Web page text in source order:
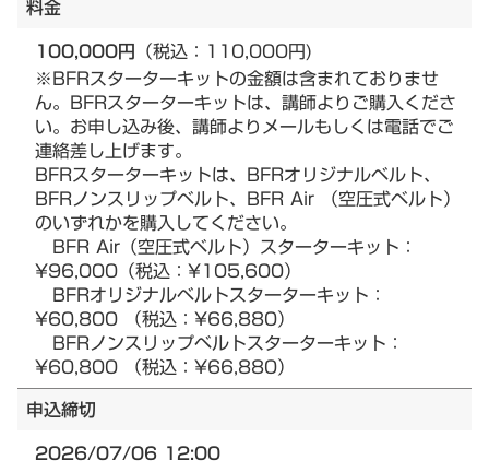
料金
100,000円 （税込：110,000円)
※BFRスターターキットの金額は含まれておりませ
ん。BFRスターターキットは、講師よりご購入くださ
い。お申し込み後、講師よりメールもしくは電話でご
連絡差し上げます。
BFRスターターキットは、BFRオリジナルベルト、
BFRノンスリップベルト、BFR Air （空圧式ベルト）
のいずれかを購入してください。
BFR Air（空圧式ベルト）スターターキット：
¥96,000（税込：¥105,600）
BFRオリジナルベルトスターターキット：
¥60,800 （税込：¥66,880）
BFRノンスリップベルトスターターキット：
¥60,800 （税込：¥66,880）
申込締切
2026/07/06 12:00